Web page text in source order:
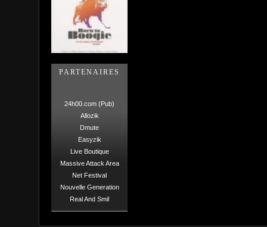
PARTENAIRES
24h00.com (Pub)
Allozik
Dmute
Easyzik
Live Boutique
Massive Attack Area
Net Festival
Nouvelle Generation
Real And Smil